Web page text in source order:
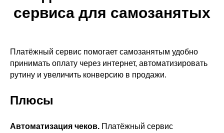
сервиса для самозанятых
Платёжный сервис помогает самозанятым удобно
принимать оплату через интернет, автоматизировать
рутину и увеличить конверсию в продажи.
Плюсы
Автоматизация чеков. Платёжный сервис